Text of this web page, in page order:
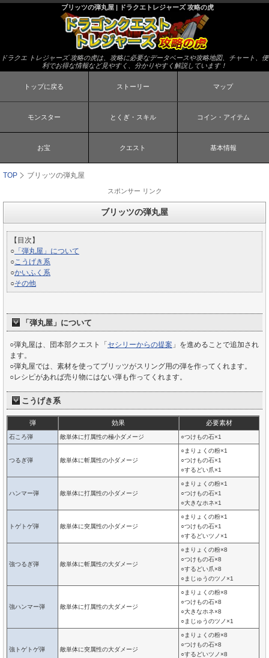
ブリッツの弾丸屋 | ドラクエトレジャーズ 攻略の虎
ドラクエ トレジャーズ 攻略の虎は、攻略に必要なデータベースや攻略地図、チャート、便
利でお得な情報など見やすく、分かりやすく解説しています！
トップに戻る ストーリー マップ
モンスター とくぎ・スキル コイン・アイテム
お宝 クエスト 基本情報
TOP ブリッツの弾丸屋
スポンサー リンク
ブリッツの弾丸屋
【目次】
○ 「弾丸屋」について
○こうげき系
○かいふく系
○その他
「弾丸屋」について
○弾丸屋は、団本部クエスト「 セシリーからの提案 」を進めることで追加され
ます。
○弾丸屋では、素材を使ってブリッツがスリング用の弾を作ってくれます。
○レシピがあれば売り物にはない弾も作ってくれます。
こうげき系
弾 効果 必要素材
石ころ弾 敵単体に打属性の極小ダメージ ○つけもの石×1
つるぎ弾 敵単体に斬属性の小ダメージ
○まりょくの粉×1
○つけもの石×1
○するどい爪×1
ハンマー弾 敵単体に打属性の小ダメージ
○まりょくの粉×1
○つけもの石×1
○大きなホネ×1
トゲトゲ弾 敵単体に突属性の小ダメージ
○まりょくの粉×1
○つけもの石×1
○するどいツノ×1
強つるぎ弾 敵単体に斬属性の大ダメージ
○まりょくの粉×8
○つけもの石×8
○するどい爪×8
○まじゅうのツノ×1
強ハンマー弾 敵単体に打属性の大ダメージ
○まりょくの粉×8
○つけもの石×8
○大きなホネ×8
○まじゅうのツノ×1
強トゲトゲ弾 敵単体に突属性の大ダメージ
○まりょくの粉×8
○つけもの石×8
○するどいツノ×8